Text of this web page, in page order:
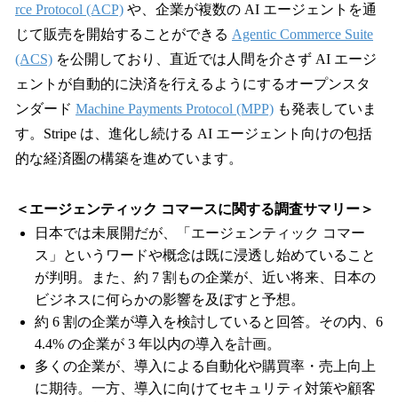
rce Protocol (ACP) や、企業が複数の AI エージェントを通
じて販売を開始することができる Agentic Commerce Suite
(ACS) を公開しており、直近では人間を介さず AI エージ
ェントが自動的に決済を行えるようにするオープンスタ
ンダード Machine Payments Protocol (MPP) も発表していま
す。Stripe は、進化し続ける AI エージェント向けの包括
的な経済圏の構築を進めています。
＜エージェンティック コマースに関する調査サマリー＞
日本では未展開だが、「エージェンティック コマー
ス」というワードや概念は既に浸透し始めていること
が判明。また、約 7 割もの企業が、近い将来、日本の
ビジネスに何らかの影響を及ぼすと予想。
約 6 割の企業が導入を検討していると回答。その内、6
4.4% の企業が 3 年以内の導入を計画。
多くの企業が、導入による自動化や購買率・売上向上
に期待。一方、導入に向けてセキュリティ対策や顧客